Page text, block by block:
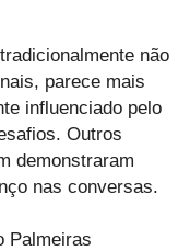
não
parece mais
influenciado pelo
Outros
demonstraram
nas conversas.
Palmeiras